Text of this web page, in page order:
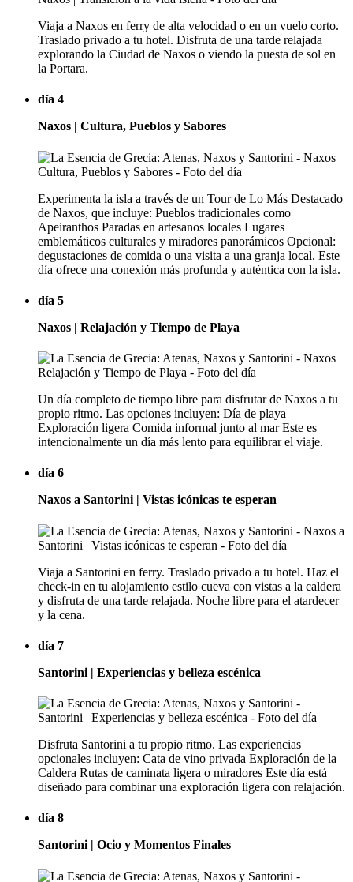
Viaja a Naxos en ferry de alta velocidad o en un vuelo corto.
Traslado privado a tu hotel. Disfruta de una tarde relajada
explorando la Ciudad de Naxos o viendo la puesta de sol en
la Portara.
día 4
Naxos | Cultura, Pueblos y Sabores
Experimenta la isla a través de un Tour de Lo Más Destacado
de Naxos, que incluye: Pueblos tradicionales como
Apeiranthos Paradas en artesanos locales Lugares
emblemáticos culturales y miradores panorámicos Opcional:
degustaciones de comida o una visita a una granja local. Este
día ofrece una conexión más profunda y auténtica con la isla.
día 5
Naxos | Relajación y Tiempo de Playa
Un día completo de tiempo libre para disfrutar de Naxos a tu
propio ritmo. Las opciones incluyen: Día de playa
Exploración ligera Comida informal junto al mar Este es
intencionalmente un día más lento para equilibrar el viaje.
día 6
Naxos a Santorini | Vistas icónicas te esperan
Viaja a Santorini en ferry. Traslado privado a tu hotel. Haz el
check-in en tu alojamiento estilo cueva con vistas a la caldera
y disfruta de una tarde relajada. Noche libre para el atardecer
y la cena.
día 7
Santorini | Experiencias y belleza escénica
Disfruta Santorini a tu propio ritmo. Las experiencias
opcionales incluyen: Cata de vino privada Exploración de la
Caldera Rutas de caminata ligera o miradores Este día está
diseñado para combinar una exploración ligera con relajación.
día 8
Santorini | Ocio y Momentos Finales